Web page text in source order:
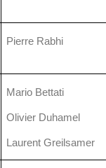
Pierre Rabhi
Mario Bettati
Olivier Duhamel
Laurent Greilsamer